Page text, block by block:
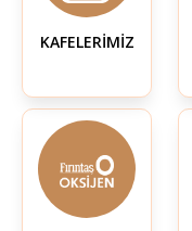
KAFELERİMİZ